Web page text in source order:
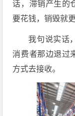
话，滞销产生的
要花钱，销毁就
我句说实话
消费者那边退过
方式去接收。